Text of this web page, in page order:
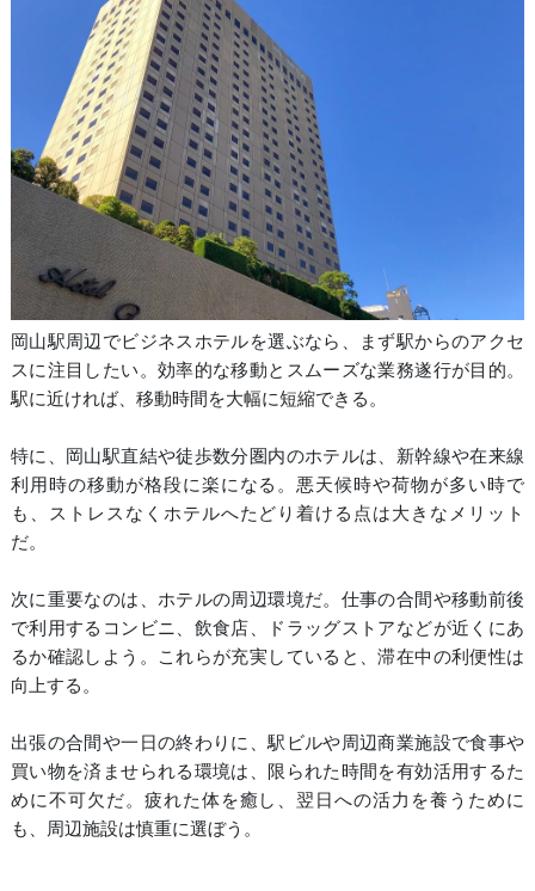
岡山駅周辺でビジネスホテルを選ぶなら、まず駅からのアクセ
スに注目したい。効率的な移動とスムーズな業務遂行が目的。
駅に近ければ、移動時間を大幅に短縮できる。
特に、岡山駅直結や徒歩数分圏内のホテルは、新幹線や在来線
利用時の移動が格段に楽になる。悪天候時や荷物が多い時で
も、ストレスなくホテルへたどり着ける点は大きなメリット
だ。
次に重要なのは、ホテルの周辺環境だ。仕事の合間や移動前後
で利用するコンビニ、飲食店、ドラッグストアなどが近くにあ
るか確認しよう。これらが充実していると、滞在中の利便性は
向上する。
出張の合間や一日の終わりに、駅ビルや周辺商業施設で食事や
買い物を済ませられる環境は、限られた時間を有効活用するた
めに不可欠だ。疲れた体を癒し、翌日への活力を養うために
も、周辺施設は慎重に選ぼう。